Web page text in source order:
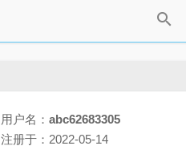
用户名： abc62683305
注册于：2022-05-14